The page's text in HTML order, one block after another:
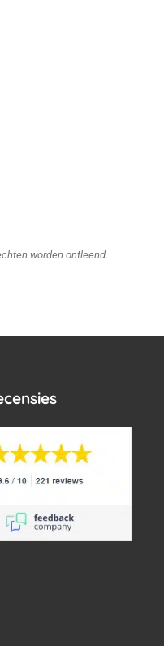
worden ontleend.